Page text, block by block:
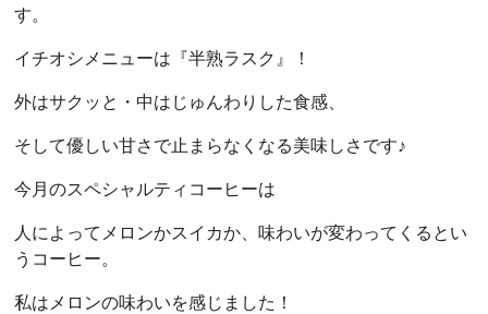
す。
イチオシメニューは『半熟ラスク』！
外はサクッと・中はじゅんわりした食感、
そして優しい甘さで止まらなくなる美味しさです♪
今月のスペシャルティコーヒーは
人によってメロンかスイカか、味わいが変わってくるとい
うコーヒー。
私はメロンの味わいを感じました！